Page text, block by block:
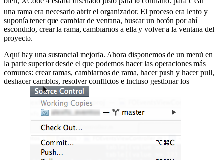
una rama era necesario abrir el organizador. El proceso era lento y
suponía tener que cambiar de ventana, buscar un botón por ahí
escondido, crear la rama, cambiarnos a ella y volver a la ventana del
proyecto.
Aquí hay una sustancial mejoría. Ahora disponemos de un menú en
la parte superior desde el que podemos hacer las operaciones más
comunes: crear ramas, cambiarnos de rama, hacer push y hacer pull,
deshacer cambios, resolver conflictos e incluso gestionar los